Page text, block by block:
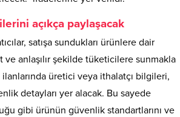
açıkça paylaşacak
satışa sundukları ürünlere dair
anlaşılır şekilde tüketicilere sunmakla
üretici veya ithalatçı bilgileri,
detayları yer alacak. Bu sayede
gibi ürünün güvenlik standartlarını ve